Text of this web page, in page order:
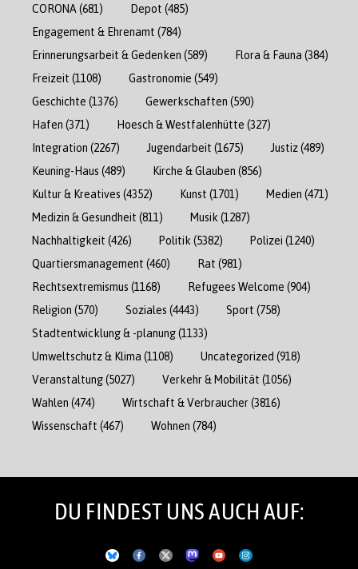
CORONA (681) Depot (485)
Engagement & Ehrenamt (784)
Erinnerungsarbeit & Gedenken (589) Flora & Fauna (384)
Freizeit (1108) Gastronomie (549)
Geschichte (1376) Gewerkschaften (590)
Hafen (371) Hoesch & Westfalenhütte (327)
Integration (2267) Jugendarbeit (1675) Justiz(489)
Keuning-Haus (489) Kirche & Glauben (856)
Kultur & Kreatives (4352) Kunst (1701) Medien (471)
Medizin & Gesundheit (811) Musik (1287)
Nachhaltigkeit (426) Politik (5382) Polizei (1240)
Quartiersmanagement (460) Rat (981)
Rechtsextremismus (1168) Refugees Welcome (904)
Religion (570) Soziales (4443) Sport (758)
Stadtentwicklung & -planung(1133)
Umweltschutz & Klima (1108) Uncategorized (918)
Veranstaltung(5027) Verkehr & Mobilität (1056)
Wahlen (474) Wirtschaft & Verbraucher(3816)
Wissenschaft (467) Wohnen (784)
DU FINDEST UNS AUCH AUF: